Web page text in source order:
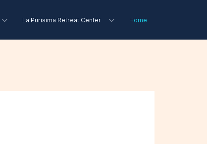
La Purisima Retreat Center Home